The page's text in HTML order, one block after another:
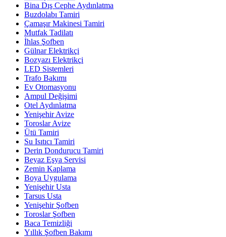
Bina Dış Cephe Aydınlatma
Buzdolabı Tamiri
Çamaşır Makinesi Tamiri
Mutfak Tadilatı
İhlas Şofben
Gülnar Elektrikçi
Bozyazı Elektrikçi
LED Sistemleri
Trafo Bakımı
Ev Otomasyonu
Ampul Değişimi
Otel Aydınlatma
Yenişehir Avize
Toroslar Avize
Ütü Tamiri
Su Isıtıcı Tamiri
Derin Dondurucu Tamiri
Beyaz Eşya Servisi
Zemin Kaplama
Boya Uygulama
Yenişehir Usta
Tarsus Usta
Yenişehir Şofben
Toroslar Şofben
Baca Temizliği
Yıllık Şofben Bakımı